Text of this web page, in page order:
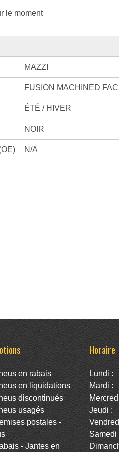
le moment
MAZZI
FUSION MACHINED
ÉTÉ / HIVER
NOIR
N/A
en rabais
en liquidations
discontinués
usagés
postales -
- Jantes en
Horaire
Lundi :
Mardi :
Jeudi :
Samedi